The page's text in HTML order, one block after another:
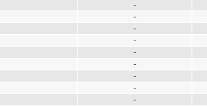
-
-
-
-
-
-
-
-
-